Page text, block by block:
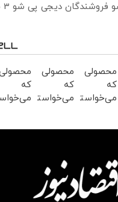
محصولی
که
می‌خواستی
بخر !
محصولی
که
می‌خواستی
بخر !
که